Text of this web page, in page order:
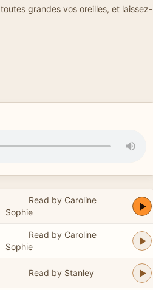
grandes vos oreilles, et laissez-
Read by Caroline
Sophie
Read by Caroline
Sophie
Read by Stanley